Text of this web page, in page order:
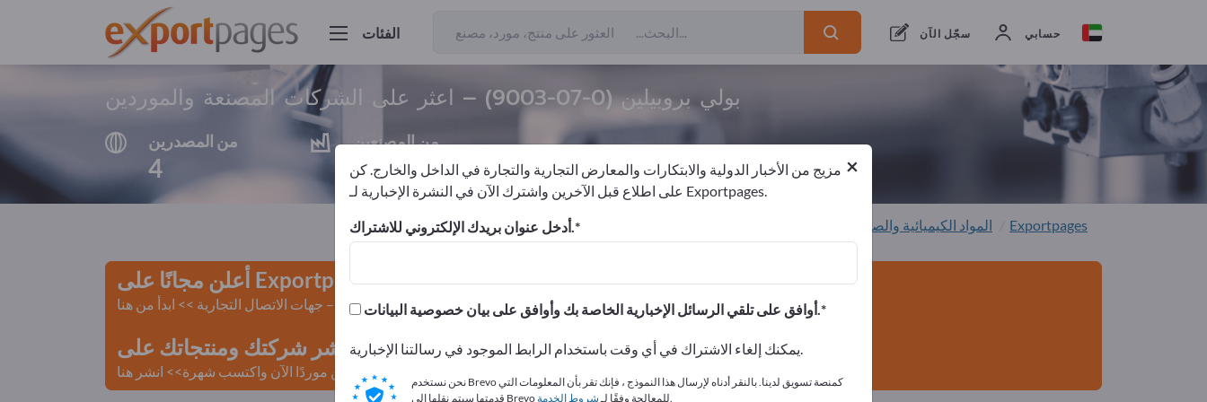
الفئات سجّل الآن حسابي
بولي بروبيلين (9003-07-0) – اعثر على الشركات المصنعة والموردين
من المصدرين
4
من المصنعين
4
9003-07-0 من المصدرين من المصنعين4
Exportpages المواد الكيميائية والصيدلانية بولي بروبيلين
أعلن مجانًا على Exportpages!
الاحتياجات – العروض – السلع المستعملة – جهات الاتصال التجارية >> ابدأ من هنا
انشر شركتك ومنتجاتك على Exportpages.
كن موردًا الآن واكتسب شهرة>> انشر هنا
× مزيج من الأخبار الدولية والابتكارات والمعارض التجارية والتجارة في الداخل والخارج. كن
على اطلاع قبل الآخرين واشترك الآن في النشرة الإخبارية لـ Exportpages.
أدخل عنوان بريدك الإلكتروني للاشتراك.
أوافق على تلقي الرسائل الإخبارية الخاصة بك وأوافق على بيان خصوصية البيانات.
يمكنك إلغاء الاشتراك في أي وقت باستخدام الرابط الموجود في رسالتنا الإخبارية.
نحن نستخدم Brevo كمنصة تسويق لدينا. بالنقر أدناه لإرسال هذا النموذج ، فإنك تقر بأن المعلومات التي
قدمتها سيتم نقلها إلى Brevo للمعالجة وفقًا لـشروط الخدمة .